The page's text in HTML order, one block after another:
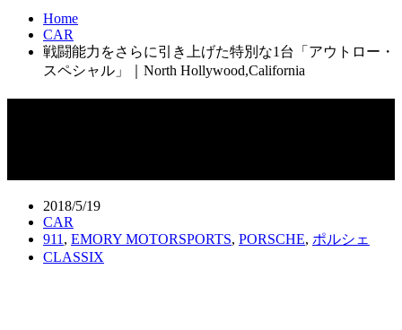
Home
CAR
戦闘能力をさらに引き上げた特別な1台「アウトロー・
スペシャル」｜North Hollywood,California
2018/5/19
CAR
911 , EMORY MOTORSPORTS, PORSCHE, ポルシェ
CLASSIX